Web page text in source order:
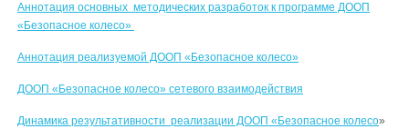
Аннотация основных методических разработок к программе ДООП
«Безопасное колесо»
Аннотация реализуемой ДООП «Безопасное колесо»
ДООП «Безопасное колесо» сетевого взаимодействия
Динамика результативности реализации ДООП «Безопасное колесо»